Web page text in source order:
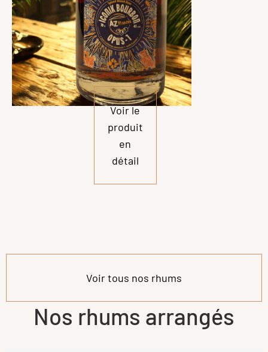
au Galabé
Voir le
produit
en
détail
Voir tous nos rhums
Nos rhums arrangés